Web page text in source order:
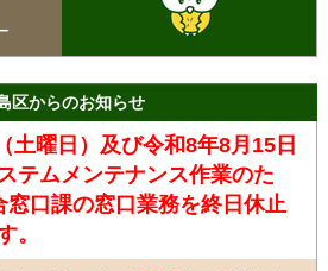
区からのお知らせ
土曜日）及び令和8年8月15日
テムメンテナンス作業のた
窓口課の窓口業務を終日休止
。